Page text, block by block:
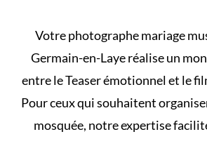
Votre photographe mariage
Germain-en-Laye réalise un
entre le Teaser émotionnel et le
Pour ceux qui souhaitent
mosquée, notre expertise